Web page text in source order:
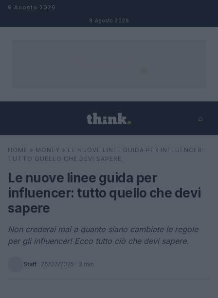
Salta al contenuto
9 Agosto 2026
9 Agosto 2026
⌕
Cerca ⌕ ×
HOME » MONEY » LE NUOVE LINEE GUIDA PER INFLUENCER:
TUTTO QUELLO CHE DEVI SAPERE
Le nuove linee guida per
influencer: tutto quello che devi
sapere
Non crederai mai a quanto siano cambiate le regole
per gli influencer! Ecco tutto ciò che devi sapere.
Staff · 26/07/2025 · 3 min